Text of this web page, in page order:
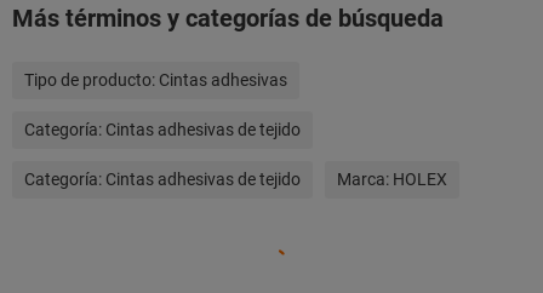
Más términos y categorías de búsqueda
Tipo de producto: Cintas adhesivas
Categoría: Cintas adhesivas de tejido
Categoría: Cintas adhesivas de tejido Marca: HOLEX